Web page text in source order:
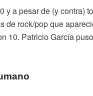
a pesar de (y contra)
de rock/pop que
10. Patricio García